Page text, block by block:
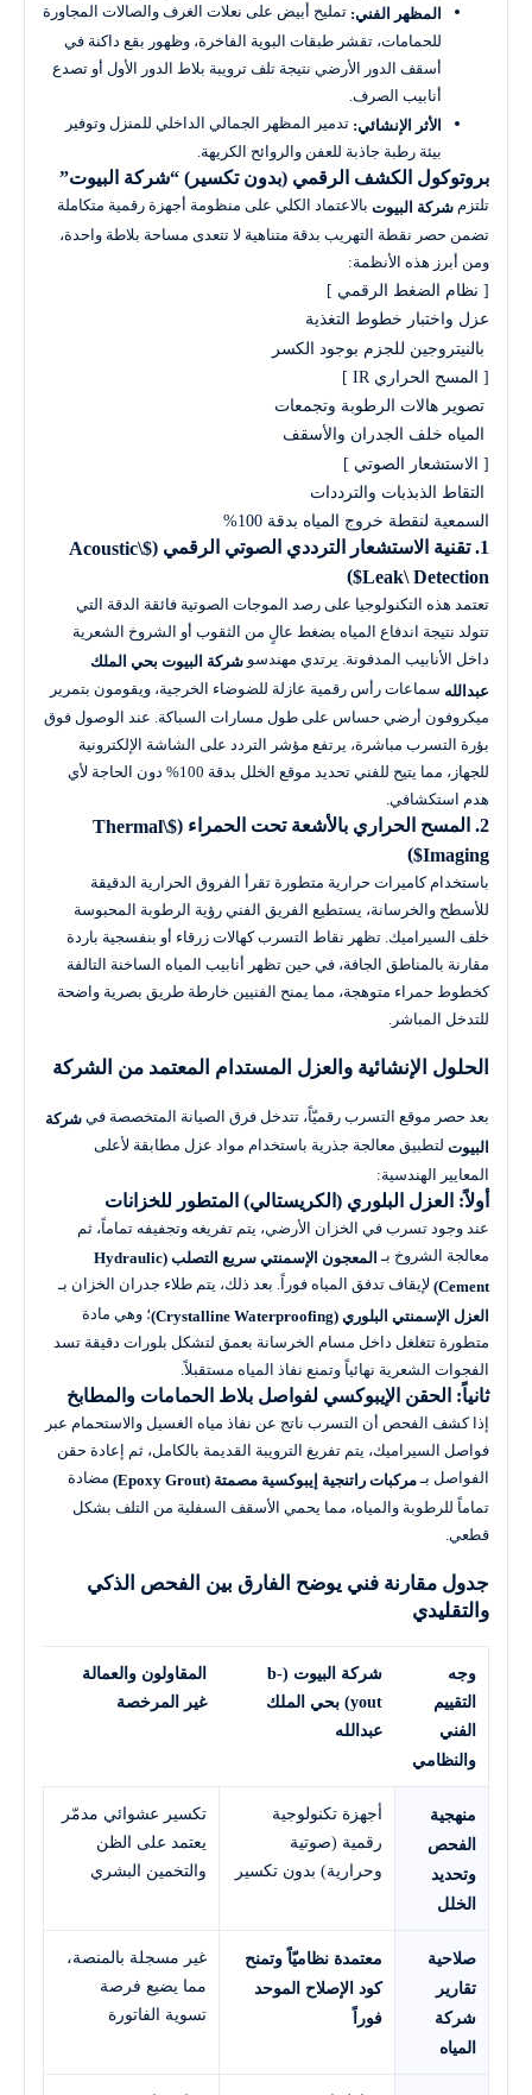
المظهر الفني: تمليح أبيض على نعلات الغرف والصالات المجاورة
للحمامات، تقشر طبقات البوية الفاخرة، وظهور بقع داكنة في
أسقف الدور الأرضي نتيجة تلف ترويبة بلاط الدور الأول أو تصدع
أنابيب الصرف.
الأثر الإنشائي: تدمير المظهر الجمالي الداخلي للمنزل وتوفير
بيئة رطبة جاذبة للعفن والروائح الكريهة.
بروتوكول الكشف الرقمي (بدون تكسير) “شركة البيوت”
تلتزم شركة البيوت بالاعتماد الكلي على منظومة أجهزة رقمية متكاملة
تضمن حصر نقطة التهريب بدقة متناهية لا تتعدى مساحة بلاطة واحدة،
ومن أبرز هذه الأنظمة:
السمعية لنقطة خروج المياه بدقة 100%
1. تقنية الاستشعار الترددي الصوتي الرقمي (
$Acoustic\
Leak\ Detection$
)
تعتمد هذه التكنولوجيا على رصد الموجات الصوتية فائقة الدقة التي
تتولد نتيجة اندفاع المياه بضغط عالٍ من الثقوب أو الشروخ الشعرية
داخل الأنابيب المدفونة. يرتدي مهندسو شركة البيوت بحي الملك
عبدالله سماعات رأس رقمية عازلة للضوضاء الخرجية، ويقومون بتمرير
ميكروفون أرضي حساس على طول مسارات السباكة. عند الوصول فوق
بؤرة التسرب مباشرة، يرتفع مؤشر التردد على الشاشة الإلكترونية
للجهاز، مما يتيح للفني تحديد موقع الخلل بدقة 100% دون الحاجة لأي
هدم استكشافي.
2. المسح الحراري بالأشعة تحت الحمراء (
$Thermal\
Imaging$
)
باستخدام كاميرات حرارية متطورة تقرأ الفروق الحرارية الدقيقة
للأسطح والخرسانة، يستطيع الفريق الفني رؤية الرطوبة المحبوسة
خلف السيراميك. تظهر نقاط التسرب كهالات زرقاء أو بنفسجية باردة
مقارنة بالمناطق الجافة، في حين تظهر أنابيب المياه الساخنة التالفة
كخطوط حمراء متوهجة، مما يمنح الفنيين خارطة طريق بصرية واضحة
للتدخل المباشر.
الحلول الإنشائية والعزل المستدام المعتمد من الشركة
بعد حصر موقع التسرب رقميّاً، تتدخل فرق الصيانة المتخصصة في شركة
البيوت لتطبيق معالجة جذرية باستخدام مواد عزل مطابقة لأعلى
المعايير الهندسية:
أولاً: العزل البلوري (الكريستالي) المتطور للخزانات
عند وجود تسرب في الخزان الأرضي، يتم تفريغه وتجفيفه تماماً، ثم
معالجة الشروخ بـ
المعجون الإسمنتي سريع التصلب (Hydraulic
Cement) لإيقاف تدفق المياه فوراً. بعد ذلك، يتم طلاء جدران الخزان بـ
العزل الإسمنتي البلوري (Crystalline Waterproofing)
؛ وهي مادة
متطورة تتغلغل داخل مسام الخرسانة بعمق لتشكل بلورات دقيقة تسد
الفجوات الشعرية نهائياً وتمنع نفاذ المياه مستقبلاً.
ثانياً: الحقن الإيبوكسي لفواصل بلاط الحمامات والمطابخ
إذا كشف الفحص أن التسرب ناتج عن نفاذ مياه الغسيل والاستحمام عبر
فواصل السيراميك، يتم تفريغ الترويبة القديمة بالكامل، ثم إعادة حقن
الفواصل بـمركبات راتنجية إيبوكسية مصمتة (Epoxy Grout)
مضادة
تماماً للرطوبة والمياه، مما يحمي الأسقف السفلية من التلف بشكل
قطعي.
جدول مقارنة فني يوضح الفارق بين الفحص الذكي
والتقليدي
وجه
التقييم
الفني
والنظامي
شركة البيوت (b-
yout) بحي الملك
عبدالله
المقاولون والعمالة
غير المرخصة
منهجية
الفحص
وتحديد
الخلل
أجهزة تكنولوجية
رقمية (صوتية
وحرارية) بدون تكسير
تكسير عشوائي مدمّر
يعتمد على الظن
والتخمين البشري
صلاحية
تقارير
شركة
المياه
معتمدة نظاميّاً وتمنح
كود الإصلاح الموحد
فوراً
غير مسجلة بالمنصة،
مما يضيع فرصة
تسوية الفاتورة